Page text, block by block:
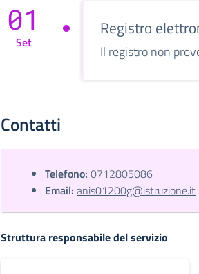
01
Set
Registro
Il registro non
Contatti
Telefono: 0712805086
Email: anis01200g@istruzione.it
Struttura responsabile del servizio